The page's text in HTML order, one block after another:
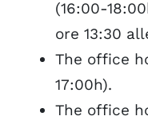
(16:00-
ore 13:30
The office
17:00h).
The office